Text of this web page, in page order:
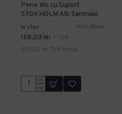
In stoc P100-White
Perie Wc cu Suport
STOKHOLM Alb Sanimaid
168,03 lei + TVA
203,32 lei TVA inclus